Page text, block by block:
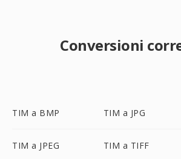
Conversioni
TIM a BMP TIM a JPG
TIM a JPEG TIM a TIFF